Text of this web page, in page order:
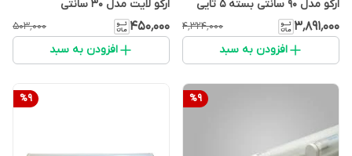
ارکو مدل 90 سانتی بسته ۵ تایی
۳٬۸۹۱٬۰۰۰ ۴٬۳۲۴٬۰۰۰
افزودن به سبد
ارکو لایت مدل 30 سانتی
۴۵۰٬۰۰۰ ۵۰۳٬۰۰۰
افزودن به سبد
%9
%9